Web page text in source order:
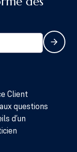
Client
questions
d’un